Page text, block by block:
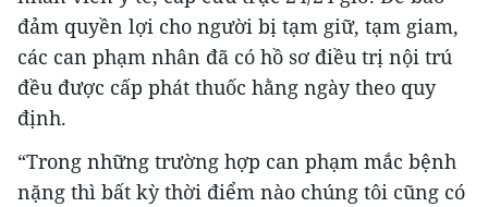
đảm quyền lợi cho người bị tạm giữ, tạm giam,
các can phạm nhân đã có hồ sơ điều trị nội trú
đều được cấp phát thuốc hằng ngày theo quy
định.
“Trong những trường hợp can phạm mắc bệnh
nặng thì bất kỳ thời điểm nào chúng tôi cũng có